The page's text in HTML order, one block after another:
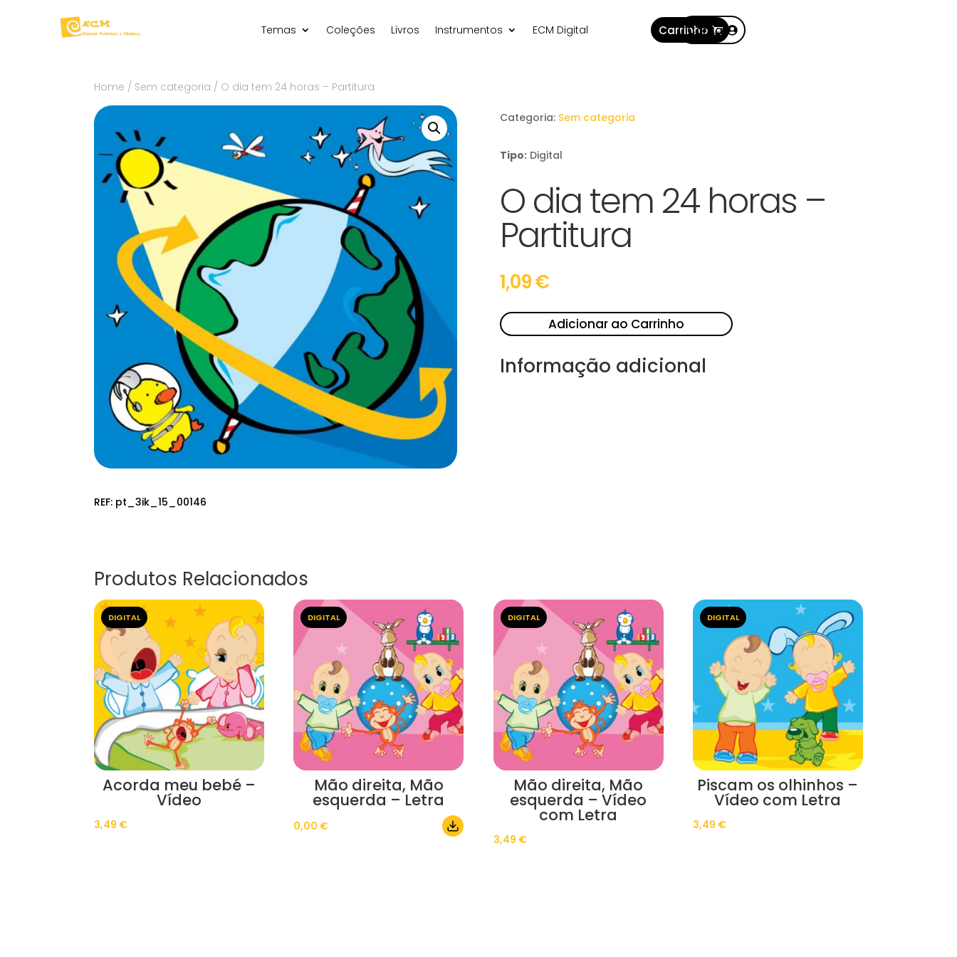
Temas Coleções Livros Instrumentos ECM Digital Carrinho
Conta
Home / Sem categoria / O dia tem 24 horas – Partitura
REF: pt_3ik_15_00146
Categoria: Sem categoria
Tipo: Digital
O dia tem 24 horas –
Partitura
1,09€
Adicionar ao Carrinho
Informação adicional
Produtos Relacionados
DIGITAL
Acorda meu bebé –
Vídeo
3,49 €
DIGITAL
Mão direita, Mão
esquerda – Letra
0,00 €
DIGITAL
Mão direita, Mão
esquerda – Vídeo
com Letra
3,49 €
DIGITAL
Piscam os olhinhos –
Vídeo com Letra
3,49 €